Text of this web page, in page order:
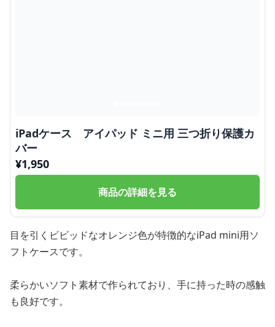
iPadケース アイパッド ミニ用 三つ折り保護カ
バー
¥1,950
商品の詳細を見る
目を引くビビッドなオレンジ色が特徴的なiPad mini用ソ
フトケースです。
柔らかいソフト素材で作られており、手に持った時の感触
も良好です。